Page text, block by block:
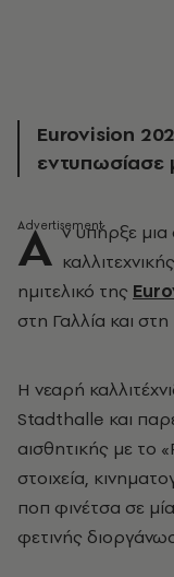
Εurovision
εντυπωσίασε
Α ν υπήρξε μια
ημιτελικό της
στη Γαλλία και
Η νεαρή
Stadthalle και
αισθητικής με το
στοιχεία,
ποπ φινέτσα σε
φετινής